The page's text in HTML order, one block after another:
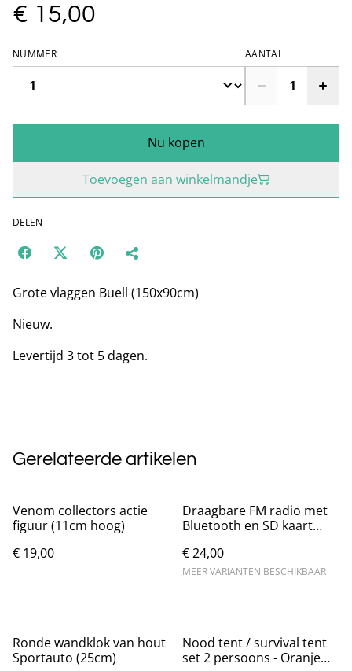
€ 15,00
NUMMER AANTAL
Nu kopen
Toevoegen aan winkelmandje
DELEN
Grote vlaggen Buell (150x90cm)
Nieuw.
Levertijd 3 tot 5 dagen.
Gerelateerde artikelen
Venom collectors actie
figuur (11cm hoog)
€ 19,00
Draagbare FM radio met
Bluetooth en SD kaart
€ 24,00
MEER VARIANTEN BESCHIKBAAR
Ronde wandklok van hout
Sportauto (25cm)
Nood tent / survival tent
set 2 persoons - Oranje